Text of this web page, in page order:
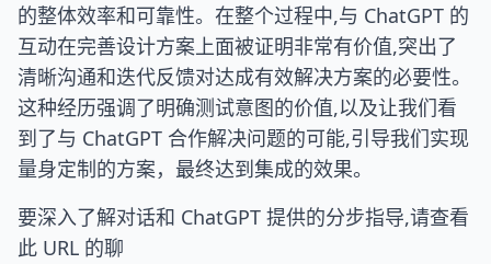
的整体效率和可靠性。在整个过程中,与 ChatGPT 的
互动在完善设计方案上面被证明非常有价值,突出了
清晰沟通和迭代反馈对达成有效解决方案的必要性。
这种经历强调了明确测试意图的价值,以及让我们看
到了与 ChatGPT 合作解决问题的可能,引导我们实现
量身定制的方案，最终达到集成的效果。
要深入了解对话和 ChatGPT 提供的分步指导,请查看
此 URL 的聊